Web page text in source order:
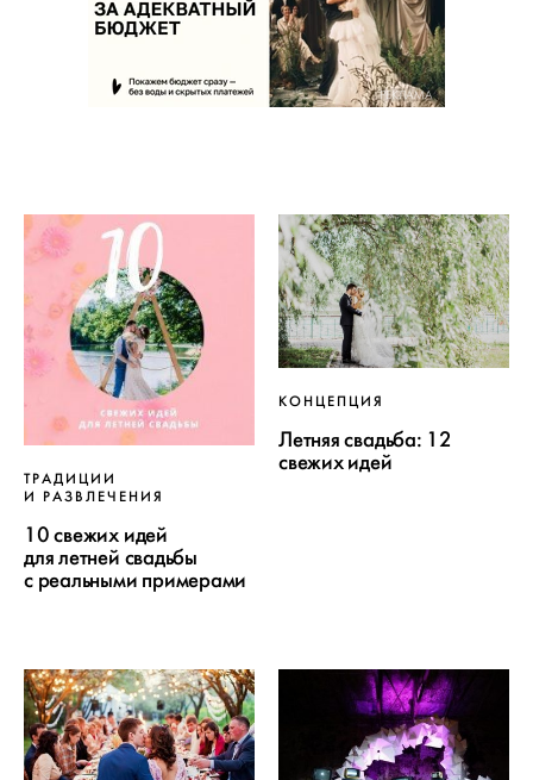
РЕКЛАМА
ТРАДИЦИИ
И РАЗВЛЕЧЕНИЯ
10 свежих идей
для летней свадьбы
с реальными примерами
КОНЦЕПЦИЯ
Летняя свадьба: 12
свежих идей